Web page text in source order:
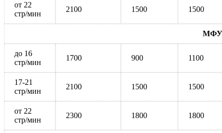
от 22
стр/мин
2100 1500 1500
МФУ
до 16
стр/мин
1700 900 1100
17-21
стр/мин
2100 1500 1500
от 22
стр/мин
2300 1800 1800